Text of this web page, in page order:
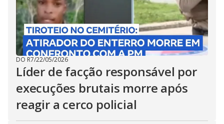
DO R7/22/05/2026
Líder de facção responsável por
execuções brutais morre após
reagir a cerco policial